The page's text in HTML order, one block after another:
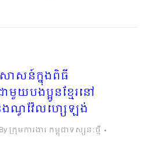
ាសន៍ក្នុងពិធី
បងប្អូនខ្មែរនៅ
ងណូវ៉ែលហ្សេឡង់
By ក្រុមការងារ កម្ពុជាទស្សនៈថ្មី